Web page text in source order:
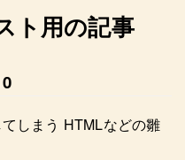
ト用の記事
しまう HTMLなどの雛